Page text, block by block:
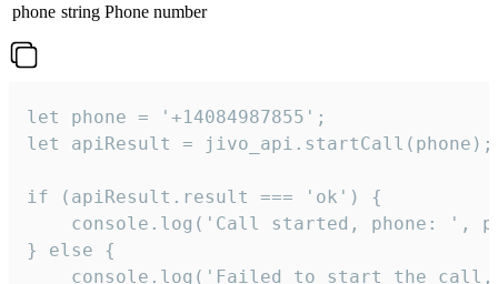
phone string Phone number
let phone = '+14084987855';
let apiResult = jivo_api.startCall(phone);
if (apiResult.result === 'ok') {
console.log('Call started, phone: ',
} else {
console.log('Failed to start the